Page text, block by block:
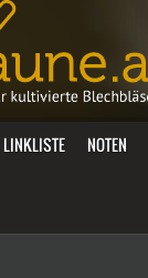
LINKLISTE NOTEN